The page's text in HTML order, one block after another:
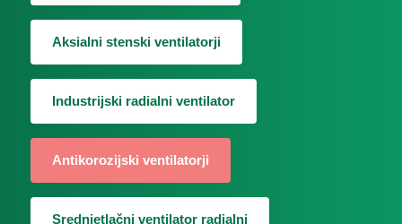
Aksialni stenski ventilatorji
Industrijski radialni ventilator
Antikorozijski ventilatorji
Srednjetlačni ventilator radialni